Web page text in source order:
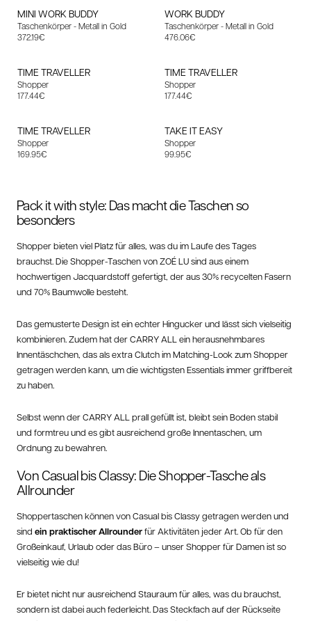
MINI WORK BUDDY
Taschenkörper - Metall in Gold
Angebotspreis
372.19€
WORK BUDDY
Taschenkörper - Metall in Gold
Angebotspreis
476.06€
TIME TRAVELLER
Shopper
Angebotspreis
177.44€
TIME TRAVELLER
Shopper
Angebotspreis
177.44€
TIME TRAVELLER
Shopper
Angebotspreis
169.95€
TAKE IT EASY
Shopper
Angebotspreis
99.95€
Pack it with style: Das macht die Taschen so
besonders
Shopper bieten viel Platz für alles, was du im Laufe des Tages
brauchst. Die Shopper-Taschen von ZOÉ LU sind aus einem
hochwertigen Jacquardstoff gefertigt, der aus 30% recycelten Fasern
und 70% Baumwolle besteht.
Das gemusterte Design ist ein echter Hingucker und lässt sich vielseitig
kombinieren. Zudem hat der CARRY ALL ein herausnehmbares
Innentäschchen, das als extra Clutch im Matching-Look zum Shopper
getragen werden kann, um die wichtigsten Essentials immer griffbereit
zu haben.
Selbst wenn der CARRY ALL prall gefüllt ist, bleibt sein Boden stabil
und formtreu und es gibt ausreichend große Innentaschen, um
Ordnung zu bewahren.
Von Casual bis Classy: Die Shopper-Tasche als
Allrounder
Shoppertaschen können von Casual bis Classy getragen werden und
sind ein praktischer Allrounderfür Aktivitäten jeder Art. Ob für den
Großeinkauf, Urlaub oder das Büro – unser Shopper für Damen ist so
vielseitig wie du!
Er bietet nicht nur ausreichend Stauraum für alles, was du brauchst,
sondern ist dabei auch federleicht. Das Steckfach auf der Rückseite